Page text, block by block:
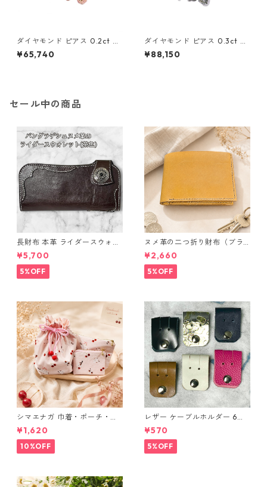
ダイヤモンド ピアス 0.2ct K1
8 イエローゴールド 0.2カラッ
ト 花 フラワーモチーフ ピアス
¥65,740
ダイヤモンド ピアス 0.3ct K1
8 ホワイトゴールド 0.3カラッ
ト 花 フラワーモチーフ ピアス
¥88,150
セール中の商品
長財布 本革 ライダースウォレ
ット 国産 ヌメ革 ブラウン バ
ングラデシュ l175 レザー 革財
布 ハンドメイド 経年変化
¥5,700
5%OFF
ヌメ革の二つ折り財布（ブラ
ウン系）
¥2,660
5%OFF
シマエナガ 巾着・ポーチ・ミ
ニポーチ(カード収納にも) ３
点セット さくらんぼ柄×淡いピ
ンク
¥1,620
10%OFF
レザー ケーブルホルダー 6個
セット
¥570
5%OFF